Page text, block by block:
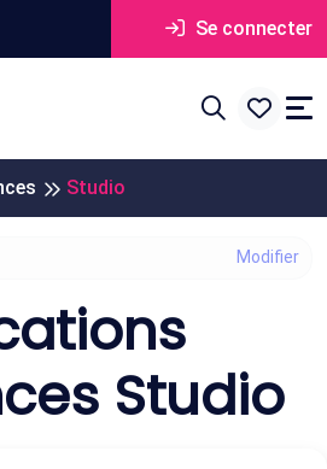
Se connecter
Studio
Studio